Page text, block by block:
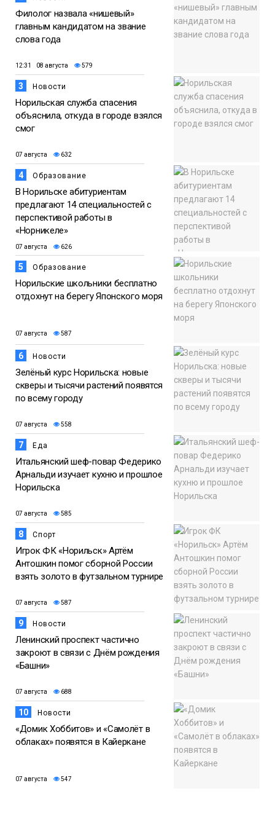
Филолог назвала «нишевый»
главным кандидатом на звание
слова года
12:31 08 августа 579
3 Новости
Норильская служба спасения
объяснила, откуда в городе взялся
смог
07 августа 632
4 Образование
В Норильске абитуриентам
предлагают 14 специальностей с
перспективой работы в
«Норникеле»
07 августа 626
5 Образование
Норильские школьники бесплатно
отдохнут на берегу Японского моря
07 августа 587
6 Новости
Зелёный курс Норильска: новые
скверы и тысячи растений появятся
по всему городу
07 августа 558
7 Еда
Итальянский шеф-повар Федерико
Арнальди изучает кухню и прошлое
Норильска
07 августа 585
8 Спорт
Игрок ФК «Норильск» Артём
Антошкин помог сборной России
взять золото в футзальном турнире
07 августа 587
9 Новости
Ленинский проспект частично
закроют в связи с Днём рождения
«Башни»
07 августа 688
10 Новости
«Домик Хоббитов» и «Самолёт в
облаках» появятся в Кайеркане
07 августа 547